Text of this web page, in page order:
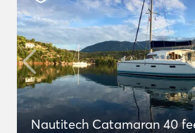
Nautitech Catamaran 40